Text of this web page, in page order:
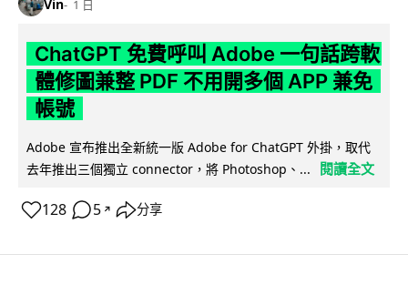
Vin 1 日
ChatGPT 免費呼叫 Adobe 一句話跨軟
體修圖兼整 PDF 不用開多個 APP 兼免
帳號
Adobe 宣布推出全新統一版 Adobe for ChatGPT 外掛，取代
去年推出三個獨立 connector，將 Photoshop、...
閱讀全文
128 5 ↗ 分享